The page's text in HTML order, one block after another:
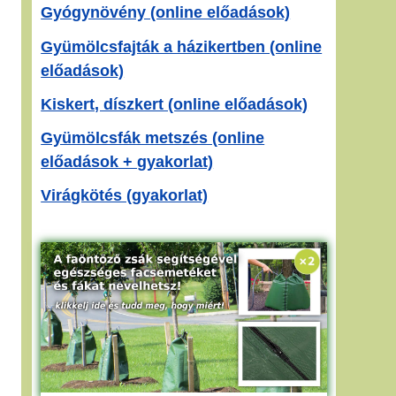
Gyógynövény (online előadások)
Gyümölcsfajták a házikertben (online
előadások)
Kiskert, díszkert (online előadások)
Gyümölcsfák metszés (online
előadások + gyakorlat)
Virágkötés (gyakorlat)